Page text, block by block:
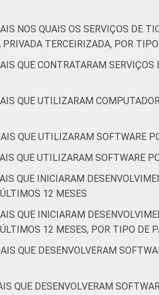
NOS QUAIS OS SERVIÇOS DE
TERCEIRIZADA, POR
QUE CONTRATARAM
QUE UTILIZARAM
QUE UTILIZARAM SOFTWARE
QUE UTILIZARAM SOFTWARE
QUE INICIARAM
12 MESES
QUE INICIARAM
12 MESES, POR TIPO DE
QUE DESENVOLVERAM
QUE DESENVOLVERAM